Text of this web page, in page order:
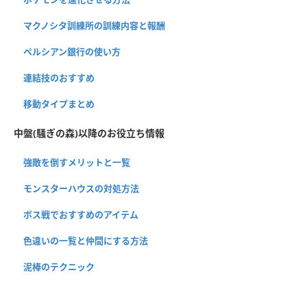
マクノシタ訓練所の訓練内容と報酬
ペルシアン銀行の使い方
連結技のおすすめ
移動タイプまとめ
中盤(騒ぎの森)以降のお役立ち情報
強敵を倒すメリットと一覧
モンスターハウスの対処方法
ボス戦でおすすめのアイテム
色違いの一覧と仲間にする方法
泥棒のテクニック